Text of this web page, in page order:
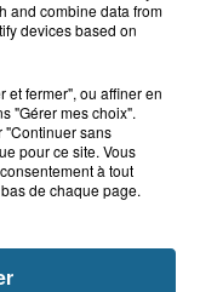
and combine data from
devices based on
et fermer", ou affiner en
"Gérer mes choix".
"Continuer sans
pour ce site. Vous
à tout
de chaque page.